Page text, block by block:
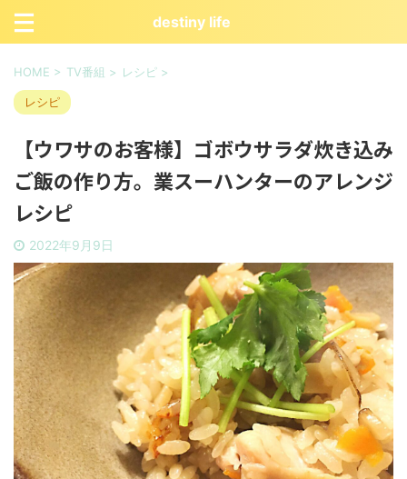
destiny life
HOME > TV番組 > レシピ >
レシピ
【ウワサのお客様】ゴボウサラダ炊き込み
ご飯の作り方。業スーハンターのアレンジ
レシピ
2022年9月9日